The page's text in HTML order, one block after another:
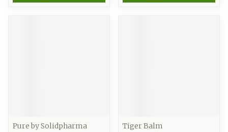
Pure by Solidpharma
Tiger Balm